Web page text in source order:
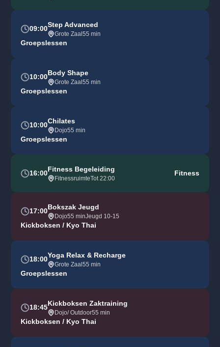
09:00Step Advanced
Grote Zaal 55 min
Groepslessen
10:00Body Shape
Grote Zaal 55 min
Groepslessen
10:00Chilates
Dojo55 min
Groepslessen
16:00Fitness Begeleiding
FitnessruimteTot 22:00
Fitness
17:00Bokszak Jeugd
Dojo55 minJeugd 10-15
Kickboksen / Kyo Thai
18:00Yoga Relax & Recharge
Grote Zaal 55 min
Groepslessen
18:45Kickboksen Zaktraining
Dojo/ Outdoor55 min
Kickboksen / Kyo Thai